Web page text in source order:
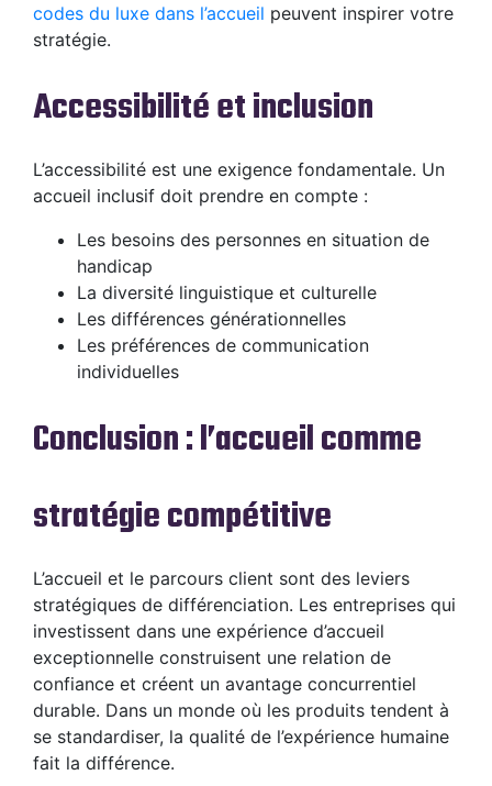
codes du luxe dans l’accueil peuvent inspirer votre
stratégie.
Accessibilité et inclusion
L’accessibilité est une exigence fondamentale. Un
accueil inclusif doit prendre en compte :
Les besoins des personnes en situation de
handicap
La diversité linguistique et culturelle
Les différences générationnelles
Les préférences de communication
individuelles
Conclusion : l’accueil comme
stratégie compétitive
L’accueil et le parcours client sont des leviers
stratégiques de différenciation. Les entreprises qui
investissent dans une expérience d’accueil
exceptionnelle construisent une relation de
confiance et créent un avantage concurrentiel
durable. Dans un monde où les produits tendent à
se standardiser, la qualité de l’expérience humaine
fait la différence.